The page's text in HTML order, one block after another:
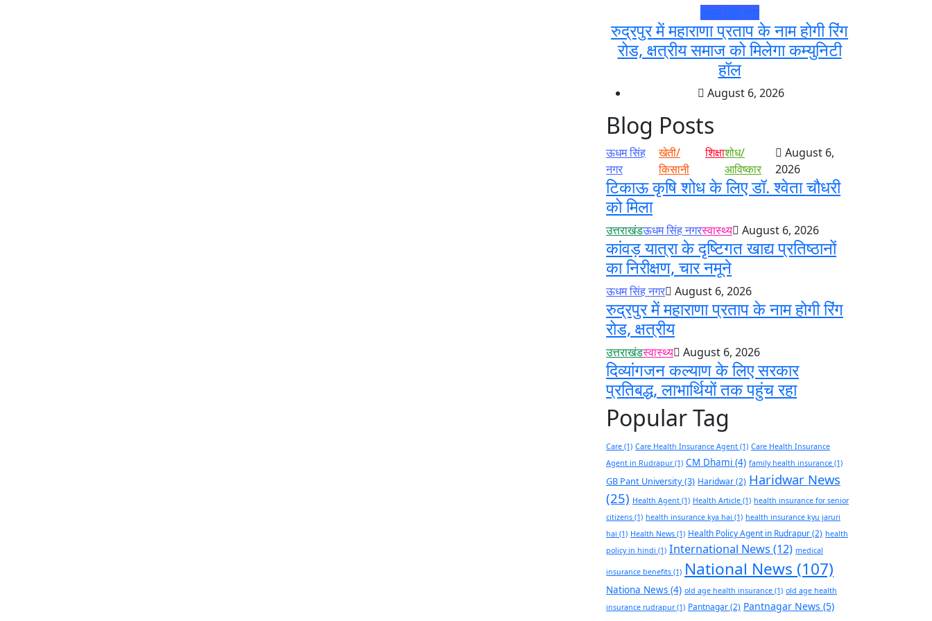
ऊधम सिंह नगर
रुद्रपुर में महाराणा प्रताप के नाम होगी रिंग
रोड, क्षत्रीय समाज को मिलेगा कम्युनिटी
हॉल
August 6, 2026
Blog Posts
ऊधम सिंह
नगर
खेती/
किसानी
शिक्षाशोध/
आविष्कार
August 6,
2026
टिकाऊ कृषि शोध के लिए डॉ. श्वेता चौधरी
को मिला
उत्तराखंडऊधम सिंह नगरस्वास्थ्य August 6, 2026
कांवड़ यात्रा के दृष्टिगत खाद्य प्रतिष्ठानों
का निरीक्षण, चार नमूने
ऊधम सिंह नगर August 6, 2026
रुद्रपुर में महाराणा प्रताप के नाम होगी रिंग
रोड, क्षत्रीय
उत्तराखंडस्वास्थ्य August 6, 2026
दिव्यांगजन कल्याण के लिए सरकार
प्रतिबद्ध, लाभार्थियों तक पहुंच रहा
Popular Tag
Care (1) Care Health Insurance Agent (1) Care Health Insurance
Agent in Rudrapur(1) CM Dhami (4) family health insurance (1)
GB Pant University(3) Haridwar(2) Haridwar News
(25) Health Agent (1) Health Article (1) health insurance for senior
citizens (1) health insurance kya hai (1) health insurance kyu jaruri
hai (1) Health News (1) Health Policy Agent in Rudrapur(2) health
policy in hindi (1) International News (12) medical
insurance benefits (1) National News (107)
Nationa News (4) old age health insurance (1) old age health
insurance rudrapur(1) Pantnagar(2) Pantnagar News (5)